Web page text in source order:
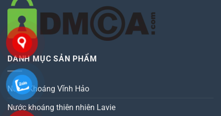
DANH MỤC SẢN PHẨM
Nước Khoáng Vĩnh Hảo
Nước khoáng thiên nhiên Lavie